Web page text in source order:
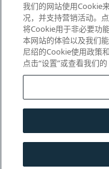
© 2001–2026 Renishaw
我们的网站使用Cookie
况，并支持营销活动。
将Cookie用于非必要功
本网站的体验以及我们
尼绍的Cookie使用政策
点击“设置”或查看我们的